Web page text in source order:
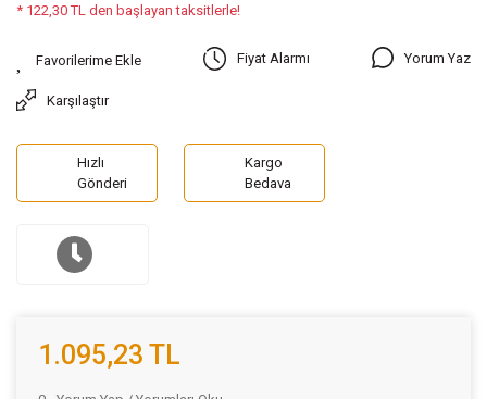
* 122,30 TL den başlayan taksitlerle!
Fiyat Alarmı Yorum Yaz
Karşılaştır
Hızlı
Gönderi
Kargo
Bedava
1.095,23 TL